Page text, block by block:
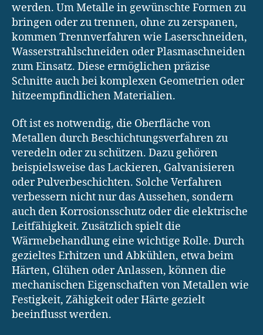
werden. Um Metalle in gewünschte Formen zu
bringen oder zu trennen, ohne zu zerspanen,
kommen Trennverfahren wie Laserschneiden,
Wasserstrahlschneiden oder Plasmaschneiden
zum Einsatz. Diese ermöglichen präzise
Schnitte auch bei komplexen Geometrien oder
hitzeempfindlichen Materialien.
Oft ist es notwendig, die Oberfläche von
Metallen durch Beschichtungsverfahren zu
veredeln oder zu schützen. Dazu gehören
beispielsweise das Lackieren, Galvanisieren
oder Pulverbeschichten. Solche Verfahren
verbessern nicht nur das Aussehen, sondern
auch den Korrosionsschutz oder die elektrische
Leitfähigkeit. Zusätzlich spielt die
Wärmebehandlung eine wichtige Rolle. Durch
gezieltes Erhitzen und Abkühlen, etwa beim
Härten, Glühen oder Anlassen, können die
mechanischen Eigenschaften von Metallen wie
Festigkeit, Zähigkeit oder Härte gezielt
beeinflusst werden.